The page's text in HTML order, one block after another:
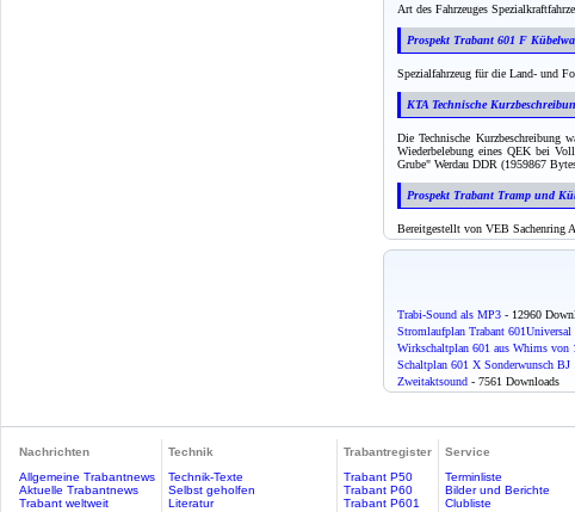
Art des Fahrzeuges
Prospekt Trabant 601 F
Spezialfahrzeug für die Land- und
KTA Technische
Die Technische Kurzbeschreibung
Wiederbelebung eines QEK bei
Grube" Werdau DDR (1959867
Prospekt Trabant Tramp und
Bereitgestellt von VEB Sachenring
Trabi-Sound als MP3 - 12960
Stromlaufplan Trabant
Wirkschaltplan 601 aus Whims von
Schaltplan 601 X Sonderwunsch BJ
Zweitaktsound - 7561 Downloads
Nachrichten
Allgemeine Trabantnews
Aktuelle Trabantnews
Trabant weltweit
Technik
Technik-Texte
Selbst geholfen
Literatur
Trabantregister
Trabant P50
Trabant P60
Trabant P601
Service
Terminliste
Bilder und Berichte
Clubliste